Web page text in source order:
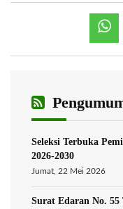
Seleksi Terbuka
2026-2030
Jumat, 22 Mei 2026
Surat Edaran No. 55